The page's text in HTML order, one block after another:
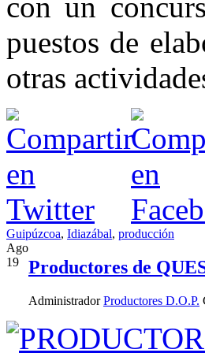
puestos de
otras
Guipúzcoa, Idiazábal, producción
Ago
19
Productores de
Administrador Productores D.O.P.